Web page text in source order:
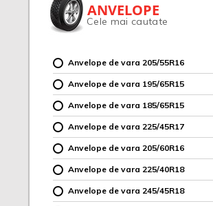
ANVELOPE
Cele mai cautate
Anvelope de vara 205/55R16
Anvelope de vara 195/65R15
Anvelope de vara 185/65R15
Anvelope de vara 225/45R17
Anvelope de vara 205/60R16
Anvelope de vara 225/40R18
Anvelope de vara 245/45R18